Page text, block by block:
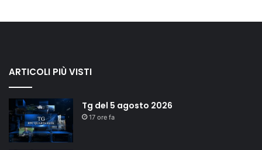
ARTICOLI PIÙ VISTI
Tg del 5 agosto 2026
17 ore fa